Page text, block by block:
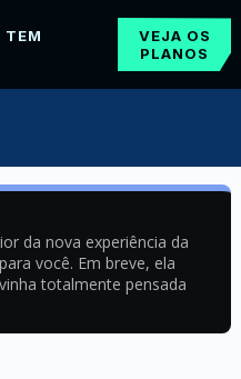
TEM
VEJA OS
PLANOS
da nova experiência da
você. Em breve, ela
totalmente pensada